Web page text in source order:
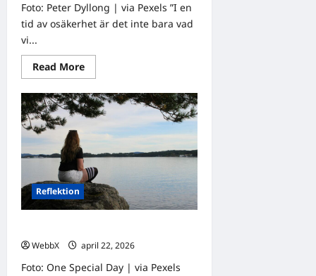
Foto: Peter Dyllong | via Pexels ”I en
tid av osäkerhet är det inte bara vad
vi...
Read MoreRead
more
Dagens
tanke:
Att
efter
en
osäker
tid
Reflektion
WebbX
april 22, 2026
Foto: One Special Day | via Pexels